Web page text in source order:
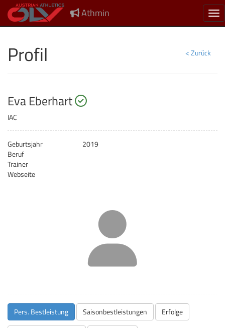
Athmin
< Zurück
Profil
Eva Eberhart startberechtigt
IAC
Geburtsjahr
2019
Beruf
Trainer
Webseite
Pers. Bestleistung Saisonbestleistungen Erfolge